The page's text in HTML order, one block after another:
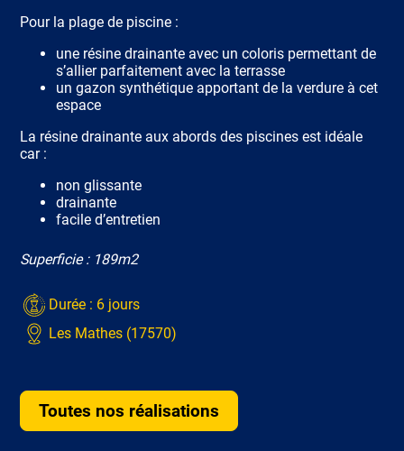
Pour la plage de piscine :
une résine drainante avec un coloris permettant de
s’allier parfaitement avec la terrasse
un gazon synthétique apportant de la verdure à cet
espace
La résine drainante aux abords des piscines est idéale
car :
non glissante
drainante
facile d’entretien
Superficie : 189m2
Durée : 6 jours
Les Mathes (17570)
Toutes nos réalisations